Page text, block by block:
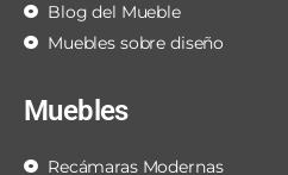
Blog del Mueble
Muebles sobre diseño
Muebles
Recámaras Modernas